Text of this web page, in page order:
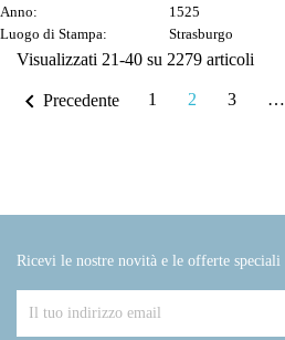
Anno:
1525
Luogo di Stampa:
Strasburgo
Visualizzati 21-40 su 2279 articoli
 Precedente 1 2 3 …
Ricevi le nostre novità e le offerte speciali